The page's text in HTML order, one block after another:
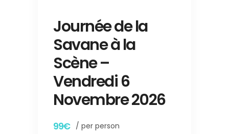
Novembre
2026
Journée de la
Savane à la
Scène –
Vendredi 6
Novembre 2026
99€ / per person